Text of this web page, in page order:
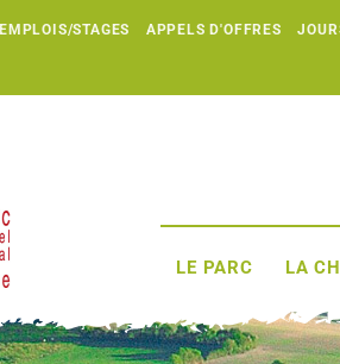
EMPLOIS/STAGES APPELS D'OFFRES
LE PARC LA